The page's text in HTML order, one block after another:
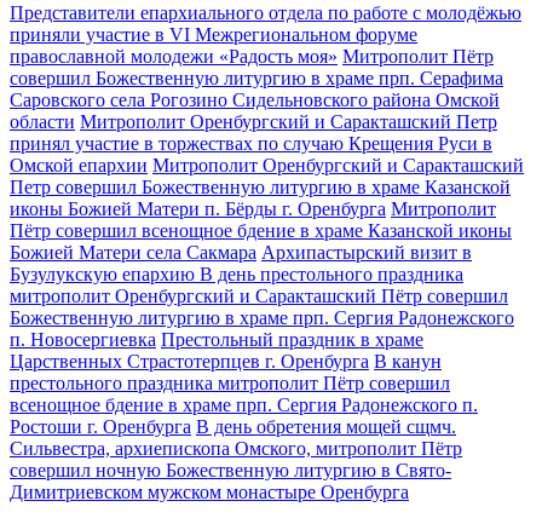
Представители епархиального отдела по работе с молодёжью
приняли участие в VI Межрегиональном форуме
православной молодежи «Радость моя» Митрополит Пётр
совершил Божественную литургию в храме прп. Серафима
Саровского села Рогозино Сидельновского района Омской
области Митрополит Оренбургский и Саракташский Петр
принял участие в торжествах по случаю Крещения Руси в
Омской епархии Митрополит Оренбургский и Саракташский
Петр совершил Божественную литургию в храме Казанской
иконы Божией Матери п. Бёрды г. Оренбурга Митрополит
Пётр совершил всенощное бдение в храме Казанской иконы
Божией Матери села Сакмара Архипастырский визит в
Бузулукскую епархию В день престольного праздника
митрополит Оренбургский и Саракташский Пётр совершил
Божественную литургию в храме прп. Сергия Радонежского
п. Новосергиевка Престольный праздник в храме
Царственных Страстотерпцев г. Оренбурга В канун
престольного праздника митрополит Пётр совершил
всенощное бдение в храме прп. Сергия Радонежского п.
Ростоши г. Оренбурга В день обретения мощей сщмч.
Сильвестра, архиепископа Омского, митрополит Пётр
совершил ночную Божественную литургию в Свято-
Димитриевском мужском монастыре Оренбурга